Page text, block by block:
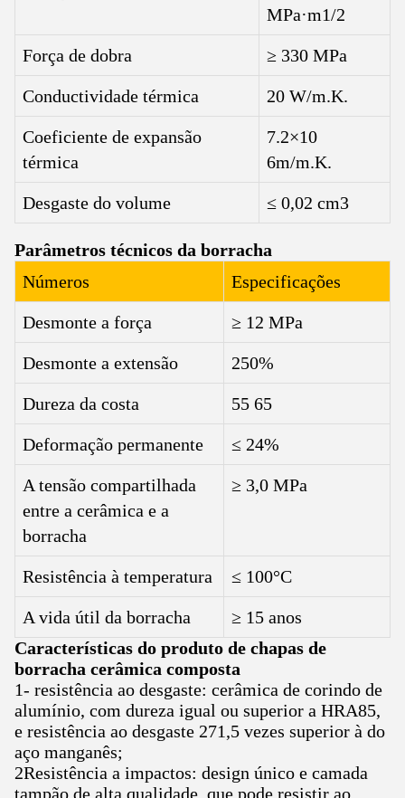
MPa·m1/2
Força de dobra ≥ 330 MPa
Conductividade térmica 20 W/m.K.
Coeficiente de expansão
térmica
7.2×10
6m/m.K.
Desgaste do volume ≤ 0,02 cm3
Parâmetros técnicos da borracha
Números
Especificações
Desmonte a força ≥ 12 MPa
Desmonte a extensão 250%
Dureza da costa 55 65
Deformação permanente ≤ 24%
A tensão compartilhada
entre a cerâmica e a
borracha
≥ 3,0 MPa
Resistência à temperatura ≤ 100°C
A vida útil da borracha
≥ 15 anos
Características do produto de chapas de
borracha cerâmica composta
1- resistência ao desgaste: cerâmica de corindo de
alumínio, com dureza igual ou superior a HRA85,
e resistência ao desgaste 271,5 vezes superior à do
aço manganês;
2Resistência a impactos: design único e camada
tampão de alta qualidade, que pode resistir ao